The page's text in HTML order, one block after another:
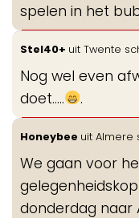
spelen in het
Stel40+ uit Twente
Nog wel even
doet.....
.
Honeybee uit Almere
We gaan voor
donderdag naar